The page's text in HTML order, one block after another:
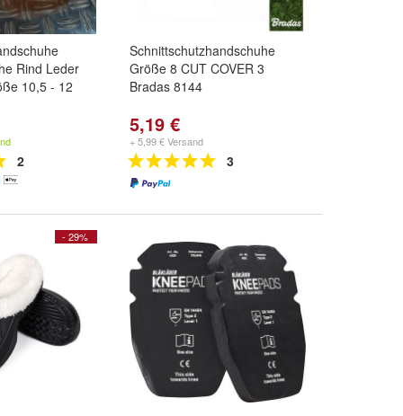
Rind Leder
10,5 - 12
2
Schnittschutzhandschuhe
Größe 8 CUT COVER 3
Bradas 8144
5,19 €
+ 5,99 € Versand
3
- 29%